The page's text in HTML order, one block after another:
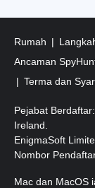
Rumah
Ancaman
Terma dan
Pejabat
Ireland.
EnigmaSoft
Nombor
Mac dan MacOS